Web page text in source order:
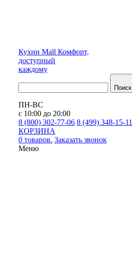
Кухни Mall Комфорт,
доступный
каждому
Поиск
ПН-ВС
с 10:00 до 20:00
8 (800) 302-77-06 8 (499) 348-15-11
КОРЗИНА
0 товаров. Заказать звонок
Меню